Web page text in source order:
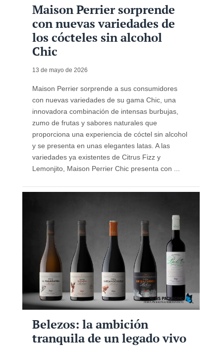
Maison Perrier sorprende
con nuevas variedades de
los cócteles sin alcohol
Chic
13 de mayo de 2026
Maison Perrier sorprende a sus consumidores
con nuevas variedades de su gama Chic, una
innovadora combinación de intensas burbujas,
zumo de frutas y sabores naturales que
proporciona una experiencia de cóctel sin alcohol
y se presenta en unas elegantes latas. A las
variedades ya existentes de Citrus Fizz y
Lemonjito, Maison Perrier Chic presenta con ...
Belezos: la ambición
tranquila de un legado vivo